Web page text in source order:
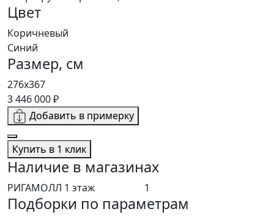
Цвет
Коричневый
Синий
Размер, см
276x367
3 446 000 ₽
Добавить в примерку
Купить в 1 клик
Наличие в магазинах
РИГАМОЛЛ 1 этаж 1
Подборки по параметрам